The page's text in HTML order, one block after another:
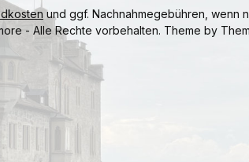
und ggf. Nachnahmegebühren, wenn
- Alle Rechte vorbehalten. Theme by